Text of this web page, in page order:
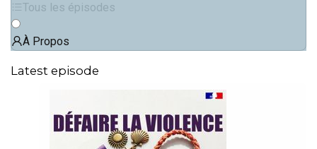
Tous les épisodes
À Propos
Latest episode